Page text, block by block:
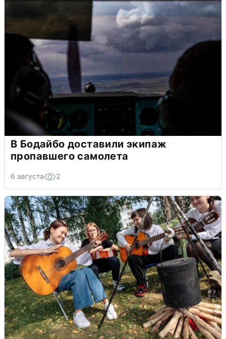
В Бодайбо доставили экипаж
пропавшего самолета
6 августа 2